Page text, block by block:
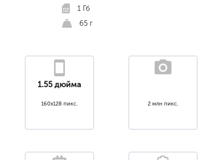
1 Гб
65 г
1.55 дюйма
160x128 пикс. 2 млн пикс.